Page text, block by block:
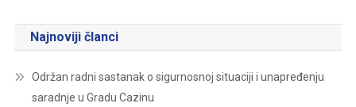
Najnoviji članci
Održan radni sastanak o sigurnosnoj situaciji i unapređenju
saradnje u Gradu Cazinu